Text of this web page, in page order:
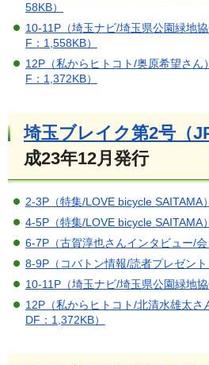
58KB）
10-11P（埼玉ナビ/埼玉県公園緑地
F：1,558KB）
12P（私からヒトコト/奥原希望さん
F：1,372KB）
埼玉ブレイク第2号（
成23年12月発行
2-3P（特集/LOVE bicycle SAITAMA
4-5P（特集/LOVE bicycle SAITAMA
6-7P（古賀淳也さんインタビュー/会
8-9P（コバトン情報/読者プレゼント
10-11P（埼玉ナビ/埼玉県公園緑地
12P（私からヒトコト/北清水雄太さ
DF：1,372KB）